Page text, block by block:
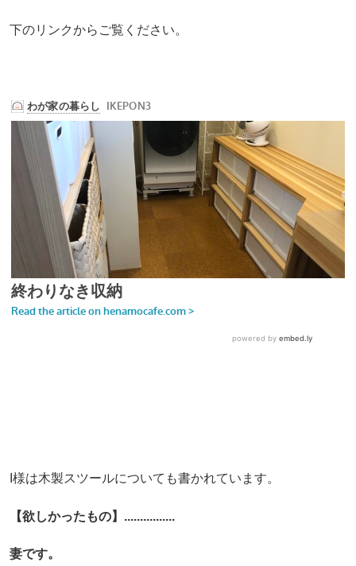
下のリンクからご覧ください。
I様は木製スツールについても書かれています。
【欲しかったもの】................
妻です。